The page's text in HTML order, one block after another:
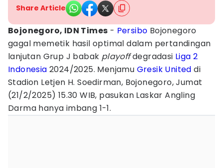
Share Article
Bojonegoro, IDN Times - Persibo Bojonegoro
gagal memetik hasil optimal dalam pertandingan
lanjutan Grup J babak playoffdegradasi Liga 2
Indonesia 2024/2025. Menjamu Gresik United di
Stadion Letjen H. Soedirman, Bojonegoro, Jumat
(21/2/2025) 15.30 WIB, pasukan Laskar Angling
Darma hanya imbang 1-1.